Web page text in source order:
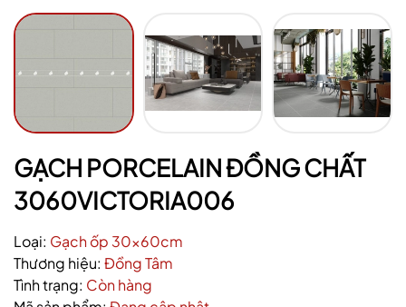
GẠCH PORCELAIN ĐỒNG CHẤT
3060VICTORIA006
Loại: Gạch ốp 30x60cm
Thương hiệu: Đồng Tâm
Tình trạng: Còn hàng